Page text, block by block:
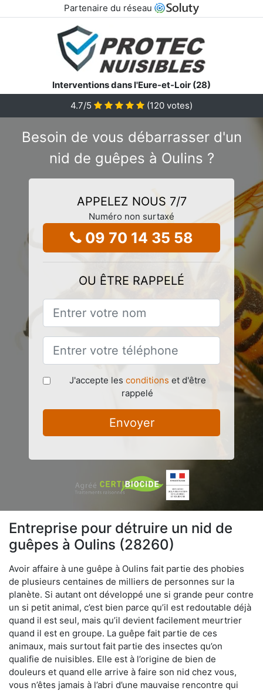
Partenaire du réseau
Interventions dans l'Eure-et-Loir (28)
4.7/5 (120 votes)
Besoin de vous débarrasser d'un
nid de guêpes à Oulins ?
APPELEZ NOUS 7/7
Numéro non surtaxé
09 70 14 35 58
OU ÊTRE RAPPELÉ
J'accepte les conditions et d'être
rappelé
Envoyer
Entreprise pour détruire un nid de
guêpes à Oulins (28260)
Avoir affaire à une guêpe à Oulins fait partie des phobies
de plusieurs centaines de milliers de personnes sur la
planète. Si autant ont développé une si grande peur contre
un si petit animal, c’est bien parce qu’il est redoutable déjà
quand il est seul, mais qu’il devient facilement meurtrier
quand il est en groupe. La guêpe fait partie de ces
animaux, mais surtout fait partie des insectes qu’on
qualifie de nuisibles. Elle est à l’origine de bien de
douleurs et quand elle arrive à faire son nid chez vous,
vous n’êtes jamais à l’abri d’une mauvaise rencontre qui